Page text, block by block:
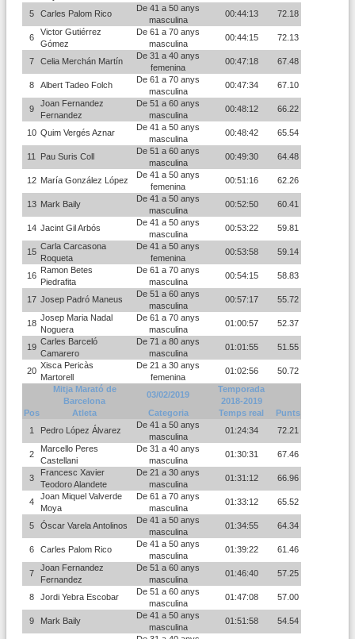
5 Carles Palom Rico
De 41 a 50 anys
masculina
00:44:13 72.18
6
Victor Gutiérrez
Gómez
De 61 a 70 anys
masculina
00:44:15 72.13
7 Celia Merchán Martín
De 31 a 40 anys
femenina
00:47:18 67.48
8 Albert Tadeo Folch
De 61 a 70 anys
masculina
00:47:34 67.10
9
Joan Fernandez
Fernandez
De 51 a 60 anys
masculina
00:48:12 66.22
10 Quim Vergés Aznar
De 41 a 50 anys
masculina
00:48:42 65.54
11 Pau Suris Coll
De 51 a 60 anys
masculina
00:49:30 64.48
12 María González López
De 41 a 50 anys
femenina
00:51:16 62.26
13 Mark Baily
De 41 a 50 anys
masculina
00:52:50 60.41
14 Jacint Gil Arbós
De 41 a 50 anys
masculina
00:53:22 59.81
15
Carla Carcasona
Roqueta
De 41 a 50 anys
femenina
00:53:58 59.14
16
Ramon Betes
Piedrafita
De 61 a 70 anys
masculina
00:54:15 58.83
17 Josep Padró Maneus
De 51 a 60 anys
masculina
00:57:17 55.72
18
Josep Maria Nadal
Noguera
De 61 a 70 anys
masculina
01:00:57 52.37
19
Carles Barceló
Camarero
De 71 a 80 anys
masculina
01:01:55 51.55
20
Xisca Pericàs
Martorell
De 21 a 30 anys
femenina
01:02:56
50.72
Mitja Marató de
Barcelona
03/02/2019
Temporada
2018-2019
Pos
Atleta Categoria Temps real
Punts
1
Pedro López Álvarez
De 41 a 50 anys
masculina
01:24:34 72.21
2
Marcello Peres
Castellani
De 31 a 40 anys
masculina
01:30:31 67.46
3
Francesc Xavier
Teodoro Alandete
De 21 a 30 anys
masculina
01:31:12 66.96
4
Joan Miquel Valverde
Moya
De 61 a 70 anys
masculina
01:33:12 65.52
5 Óscar Varela Antolinos
De 41 a 50 anys
masculina
01:34:55 64.34
6 Carles Palom Rico
De 41 a 50 anys
masculina
01:39:22 61.46
7
Joan Fernandez
Fernandez
De 51 a 60 anys
masculina
01:46:40 57.25
8 Jordi Yebra Escobar
De 51 a 60 anys
masculina
01:47:08 57.00
9 Mark Baily
De 41 a 50 anys
masculina
01:51:58
54.54